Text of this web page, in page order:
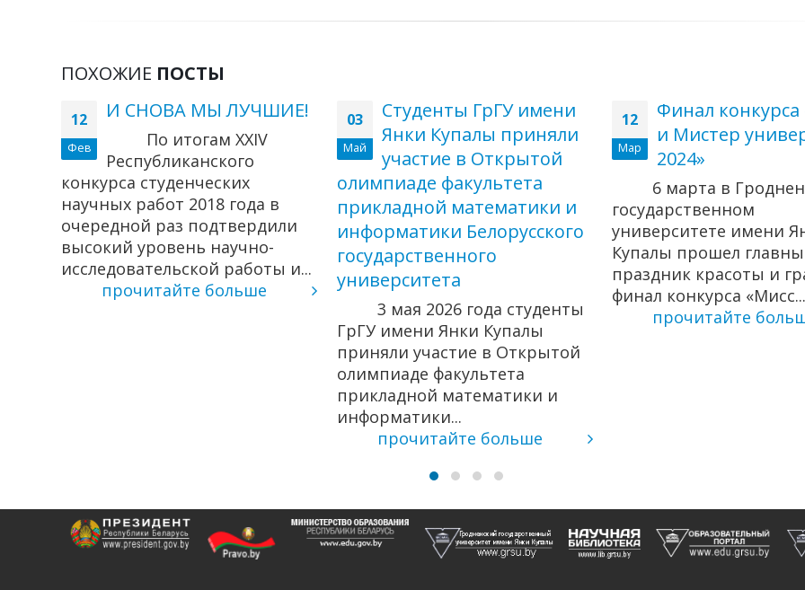
ПОХОЖИЕ ПОСТЫ
12
Фев
И СНОВА МЫ ЛУЧШИЕ!
По итогам XXIV
Республиканского
конкурса студенческих
научных работ 2018 года в
очередной раз подтвердили
высокий уровень научно-
исследовательской работы и...
прочитайте больше
03
Май
Cтуденты ГрГУ имени
Янки Купалы приняли
участие в Открытой
олимпиаде факультета
прикладной математики и
информатики Белорусского
государственного
университета
3 мая 2026 года студенты
ГрГУ имени Янки Купалы
приняли участие в Открытой
олимпиаде факультета
прикладной математики и
информатики...
прочитайте больше
12
Мар
Финал конкурса
и Мистер
2024»
6 марта в
государственном
университете имени
Купалы прошел
праздник красоты и
финал конкурса «Мисс...
прочитайте